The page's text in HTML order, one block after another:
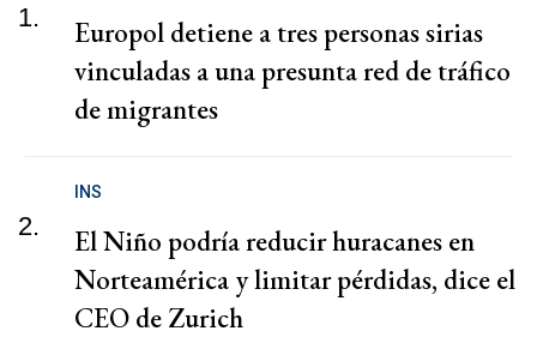
1.
Europol detiene a tres personas sirias
vinculadas a una presunta red de tráfico
de migrantes
2.
INS
El Niño podría reducir huracanes en
Norteamérica y limitar pérdidas, dice el
CEO de Zurich